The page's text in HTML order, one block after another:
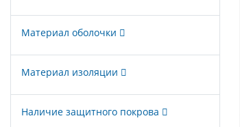
Материал оболочки
Материал изоляции
Наличие защитного покрова